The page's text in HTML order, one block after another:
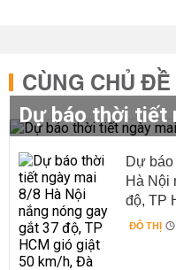
CÙNG CHỦ ĐỀ
Dự báo thời tiết
Dự
Hà Nội
độ, TP
Đà
ĐÔ THỊ